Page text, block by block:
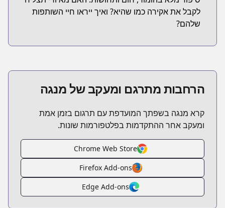
לקבל את אקירה כמו שהיא? ואיך ייראו חיי השותפות
שלהם?
הרחבות מתרגם ומעקב של מנגה
קרא מנגה בשפתך המועדפת עם תרגום בזמן אמת
ומעקב אחר ההתקדמות בפלטפורמות שונות.
Chrome Web Store
Firefox Add-ons
Edge Add-ons